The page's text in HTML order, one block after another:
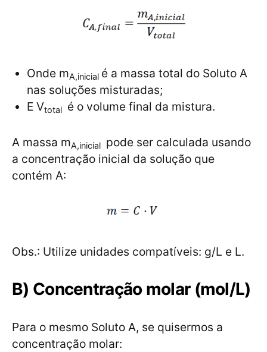
Onde mA,inicial é a massa total do Soluto A
nas soluções misturadas;
E Vtotal ​ é o volume final da mistura.
A massa mA,inicial ​ pode ser calculada usando
a concentração inicial da solução que
contém A:
Obs.: Utilize unidades compatíveis: g/L e L.
B) Concentração molar (mol/L)
Para o mesmo Soluto A, se quisermos a
concentração molar: